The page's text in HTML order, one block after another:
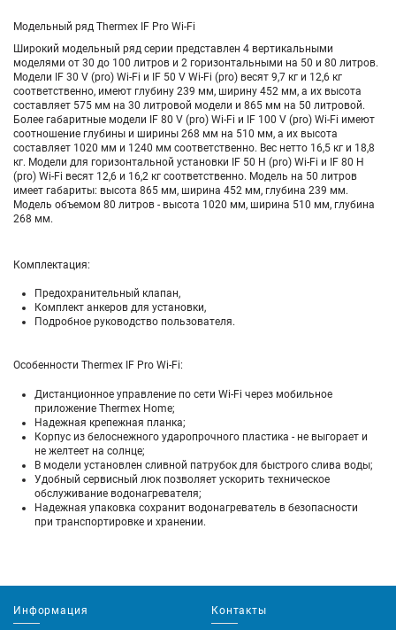
Модельный ряд Thermex IF Pro Wi-Fi
Широкий модельный ряд серии представлен 4 вертикальными
моделями от 30 до 100 литров и 2 горизонтальными на 50 и 80 литров.
Модели IF 30 V (pro) Wi-Fi и IF 50 V Wi-Fi (pro) весят 9,7 кг и 12,6 кг
соответственно, имеют глубину 239 мм, ширину 452 мм, а их высота
составляет 575 мм на 30 литровой модели и 865 мм на 50 литровой.
Более габаритные модели IF 80 V (pro) Wi-Fi и IF 100 V (pro) Wi-Fi имеют
соотношение глубины и ширины 268 мм на 510 мм, а их высота
составляет 1020 мм и 1240 мм соответственно. Вес нетто 16,5 кг и 18,8
кг. Модели для горизонтальной установки IF 50 H (pro) Wi-Fi и IF 80 H
(pro) Wi-Fi весят 12,6 и 16,2 кг соответственно. Модель на 50 литров
имеет габариты: высота 865 мм, ширина 452 мм, глубина 239 мм.
Модель объемом 80 литров - высота 1020 мм, ширина 510 мм, глубина
268 мм.
Комплектация:
Предохранительный клапан,
Комплект анкеров для установки,
Подробное руководство пользователя.
Особенности Thermex IF Pro Wi-Fi:
Дистанционное управление по сети Wi-Fi через мобильное
приложение Thermex Home;
Надежная крепежная планка;
Корпус из белоснежного ударопрочного пластика - не выгорает и
не желтеет на солнце;
В модели установлен сливной патрубок для быстрого слива воды;
Удобный сервисный люк позволяет ускорить техническое
обслуживание водонагревателя;
Надежная упаковка сохранит водонагреватель в безопасности
при транспортировке и хранении.
Информация Контакты